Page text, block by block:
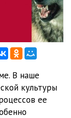
30:53
23:04
16:43
20:32
25:08
В наше
культуры
ее